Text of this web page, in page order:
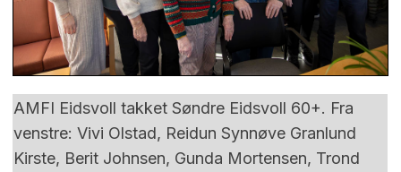
AMFI Eidsvoll takket Søndre Eidsvoll 60+. Fra
venstre: Vivi Olstad, Reidun Synnøve Granlund
Kirste, Berit Johnsen, Gunda Mortensen, Trond